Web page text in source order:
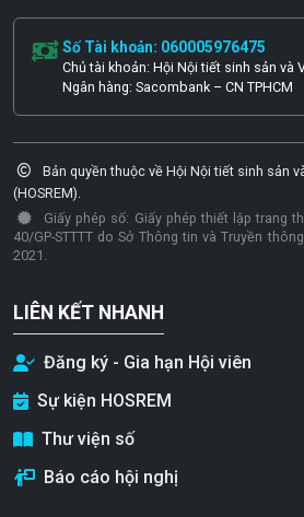
Số Tài khoản: 060005976475
Chủ tài khoản: Hội Nội tiết sinh sản và
Ngân hàng: Sacombank – CN TPHCM
Bản quyền thuộc về Hội Nội tiết sinh sản
(HOSREM).
Giấy phép số: Giấy phép thiết lập trang
40/GP-STTTT do Sở Thông tin và Truyền
2021.
LIÊN KẾT NHANH
Đăng ký - Gia hạn Hội viên
Sự kiện HOSREM
Thư viện số
Báo cáo hội nghị